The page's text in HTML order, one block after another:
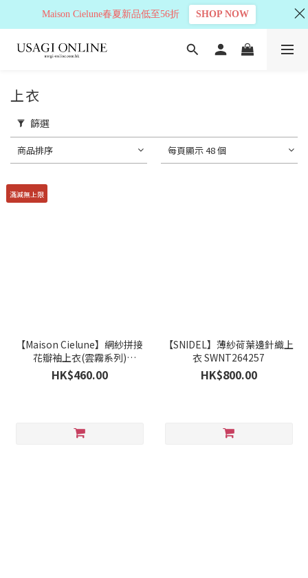
上衣
篩選
商品排序 每頁顯示 48 個
滿減無上限
【Maison Cielune】網紗拼接
花瓣袖上衣(雲霧系列)
MWBA262621
HK$460.00
【SNIDEL】薄紗荷葉邊針織上
衣 SWNT264257
HK$800.00
Maison Cielune春夏新品低至56折 SHOP NOW